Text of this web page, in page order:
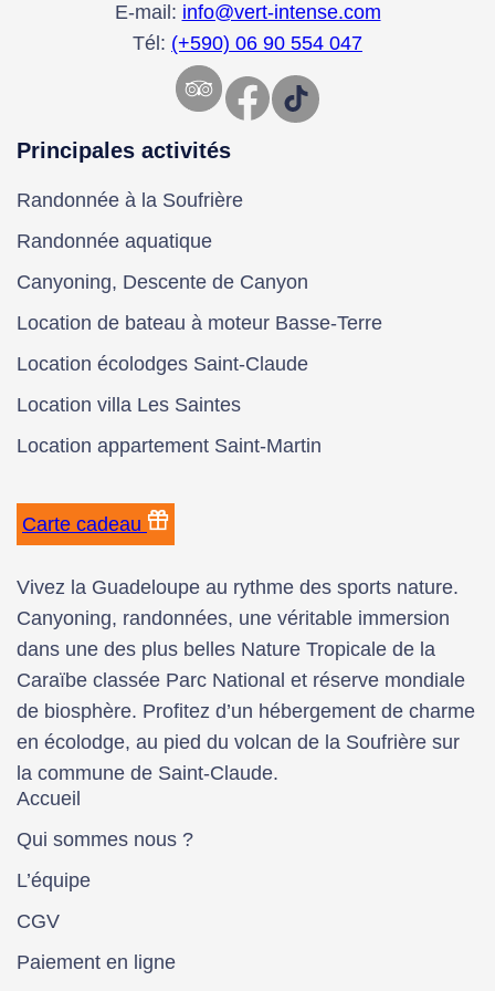
E-mail: info@vert-intense.com
Tél: (+590) 06 90 554 047
Facebook TikTok
Principales activités
Randonnée à la Soufrière
Randonnée aquatique
Canyoning, Descente de Canyon
Location de bateau à moteur Basse-Terre
Location écolodges Saint-Claude
Location villa Les Saintes
Location appartement Saint-Martin
Carte cadeau
Vivez la Guadeloupe au rythme des sports nature.
Canyoning, randonnées, une véritable immersion
dans une des plus belles Nature Tropicale de la
Caraïbe classée Parc National et réserve mondiale
de biosphère. Profitez d’un hébergement de charme
en écolodge, au pied du volcan de la Soufrière sur
la commune de Saint-Claude.
Accueil
Qui sommes nous ?
L’équipe
CGV
Paiement en ligne